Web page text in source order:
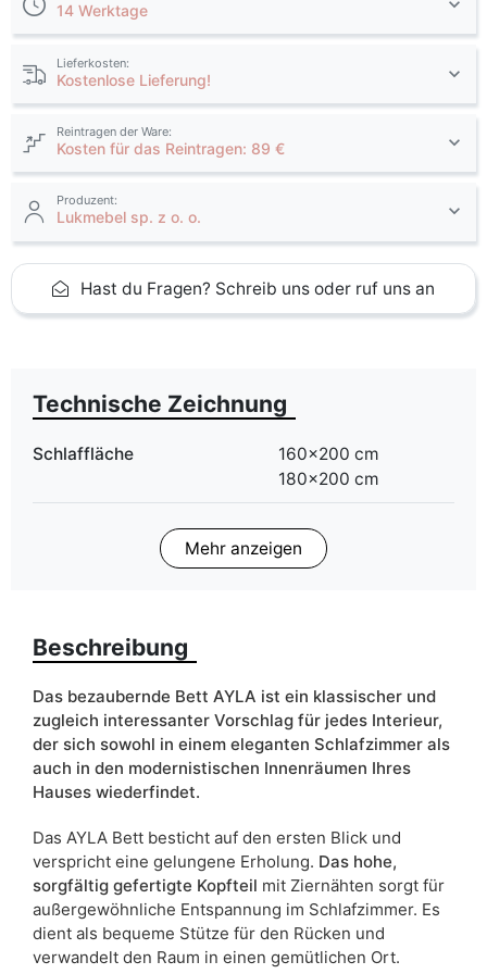
14 Werktage
Lieferkosten:
Kostenlose Lieferung!
Reintragen der Ware:
Kosten für das Reintragen: 89 €
Produzent:
Lukmebel sp. z o. o.
Hast du Fragen? Schreib uns oder ruf uns an
Technische Zeichnung
Schlaffläche
160x200 cm
180x200 cm
Bettwäsche behälter ja
14 Werktage
Mehr anzeigen
Beschreibung
Das bezaubernde Bett AYLA ist ein klassischer und
zugleich interessanter Vorschlag für jedes Interieur,
der sich sowohl in einem eleganten Schlafzimmer als
auch in den modernistischen Innenräumen Ihres
Hauses wiederfindet.
Das AYLA Bett besticht auf den ersten Blick und
verspricht eine gelungene Erholung. Das hohe,
sorgfältig gefertigte Kopfteil mit Ziernähten sorgt für
außergewöhnliche Entspannung im Schlafzimmer. Es
dient als bequeme Stütze für den Rücken und
verwandelt den Raum in einen gemütlichen Ort.